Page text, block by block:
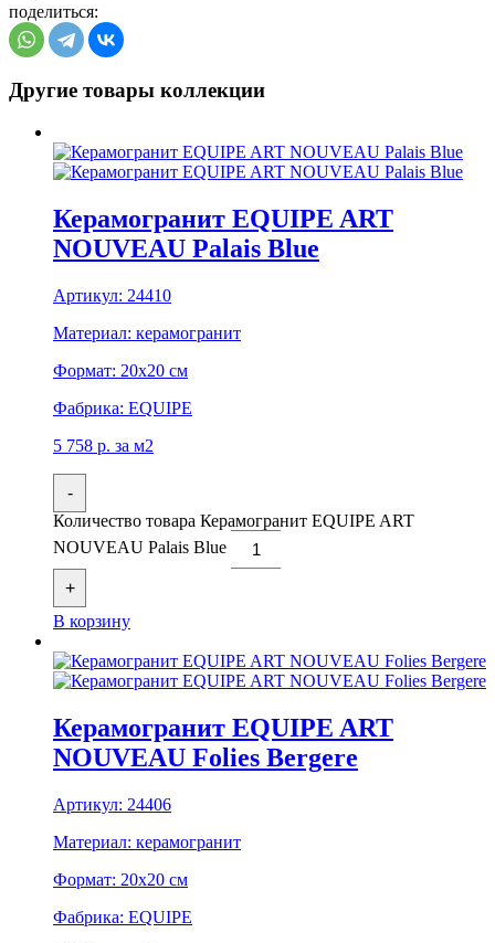
поделиться:
Другие товары коллекции
Керамогранит EQUIPE ART
NOUVEAU Palais Blue
Артикул: 24410
Материал: керамогранит
Формат: 20x20 см
Фабрика: EQUIPE
5 758 р. за м2
-
Количество товара Керамогранит EQUIPE ART
NOUVEAU Palais Blue
+
В корзину
Керамогранит EQUIPE ART
NOUVEAU Folies Bergere
Артикул: 24406
Материал: керамогранит
Формат: 20x20 см
Фабрика: EQUIPE